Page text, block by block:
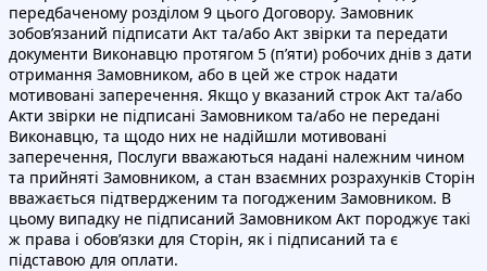
передбаченому розділом 9 цього Договору. Замовник
зобов’язаний підписати Акт та/або Акт звірки та передати
документи Виконавцю протягом 5 (п’яти) робочих днів з дати
отримання Замовником, або в цей же строк надати
мотивовані заперечення. Якщо у вказаний строк Акт та/або
Акти звірки не підписані Замовником та/або не передані
Виконавцю, та щодо них не надійшли мотивовані
заперечення, Послуги вважаються надані належним чином
та прийняті Замовником, а стан взаємних розрахунків Сторін
вважається підтвердженим та погодженим Замовником. В
цьому випадку не підписаний Замовником Акт породжує такі
ж права і обов’язки для Сторін, як і підписаний та є
підставою для оплати.